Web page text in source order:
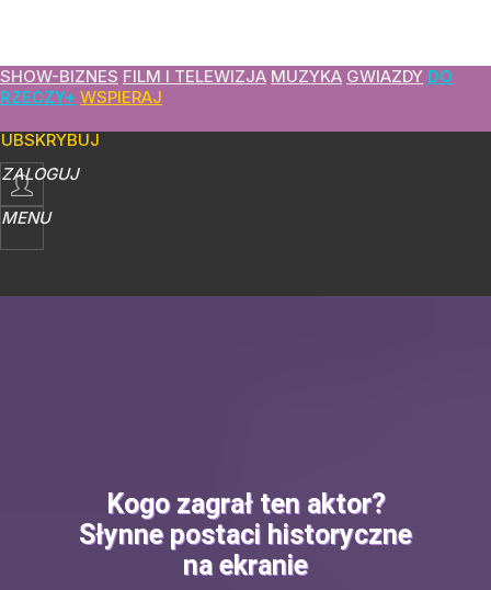
SHOW-BIZNES FILM I TELEWIZJA MUZYKA GWIAZDY DO
RZECZY+ WSPIERAJ
ZALOGUJ
MENU
Kogo zagrał ten aktor?
Słynne postaci historyczne
na ekranie